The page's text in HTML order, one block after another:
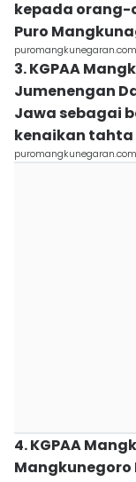
kepada orang-
Puro
puromangkunegaran.com
3. KGPAA
Jumenengan
Jawa sebagai
kenaikan tahta
puromangkunegaran.com
4. KGPAA
Mangkunegoro